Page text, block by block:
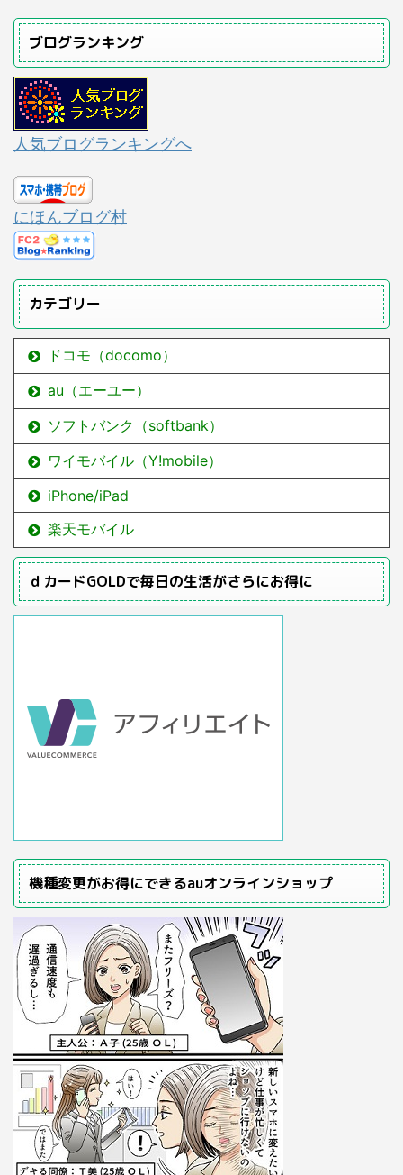
ブログランキング
人気ブログランキングへ
にほんブログ村
カテゴリー
ドコモ（docomo）
au（エーユー）
ソフトバンク（softbank）
ワイモバイル（Y!mobile）
iPhone/iPad
楽天モバイル
ｄカードGOLDで毎日の生活がさらにお得に
機種変更がお得にできるauオンラインショップ